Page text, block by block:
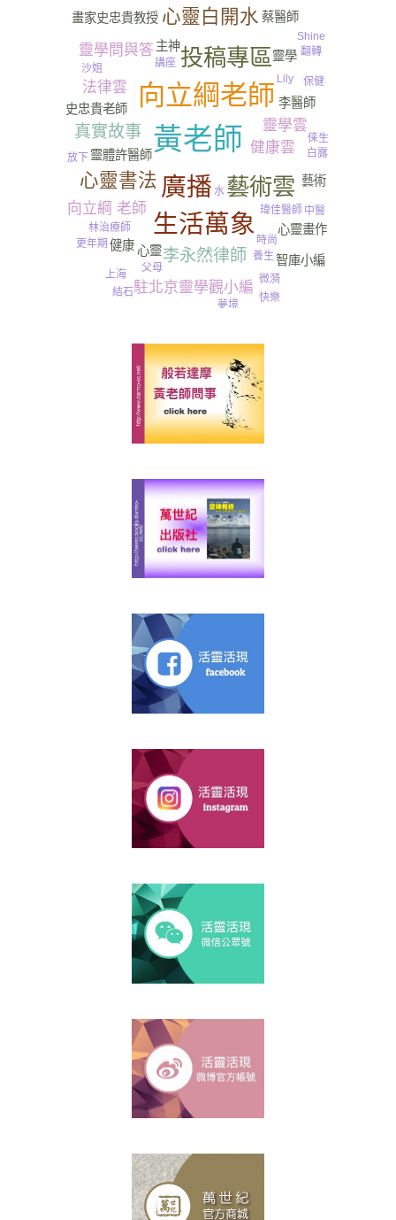
黃老師
向立綱老師
廣播
生活萬象
投稿專區
藝術雲
心靈白開水
心靈書法
李永然律師
真實故事
健康雲
靈學問與答
駐北京靈學觀小編
靈學雲
向立綱 老師
法律雲
心靈
李醫師
靈體
畫家史忠貴教授
靈學
蔡醫師
心靈畫作
主神
史忠貴老師
健康
藝術
許醫師
智庫小編
林治療師
養生
保健
上海
Lily
白露
翻轉
沙姐
瑋佳醫師
講座
夢境
父母
Shine
中醫
微漪
時尚
俫生
更年期
放下
結石 快樂
水